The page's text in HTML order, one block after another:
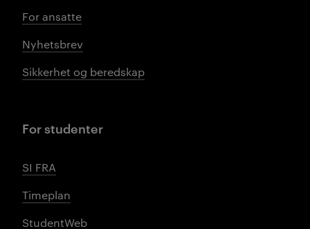
For ansatte
Nyhetsbrev
Sikkerhet og beredskap
For studenter
SI FRA
Timeplan
StudentWeb